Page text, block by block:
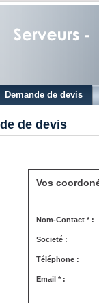
Demande de devis
de devis
Vos
Nom-Contact * :
Societé :
Téléphone :
Email * :